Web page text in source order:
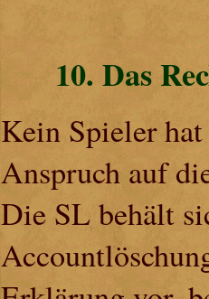
10. Das
Kein Spieler
Anspruch auf
Die SL behält